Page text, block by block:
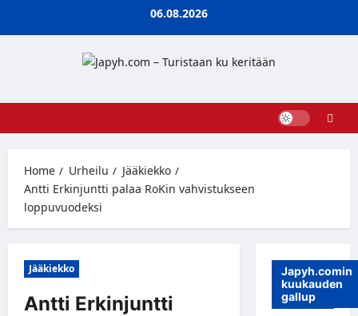
06.08.2026
Home Urheilu
Jääkiekko
Antti Erkinjuntti palaa RoKin vahvistukseen
loppuvuodeksi
Jääkiekko
Antti Erkinjuntti
Japyh.comin
kuukauden
gallup